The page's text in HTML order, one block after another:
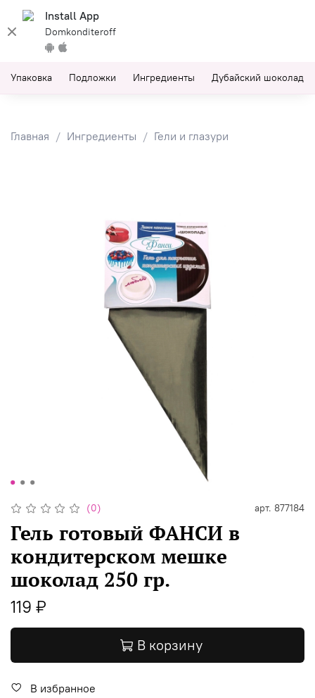
Install App
Domkonditeroff
Упаковка Подложки Ингредиенты Дубайский шоколад
Главная Ингредиенты Гели и глазури
(0) арт. 877184
Гель готовый ФАНСИ в
кондитерском мешке
шоколад 250 гр.
119 ₽
В корзину
В избранное